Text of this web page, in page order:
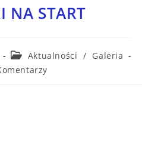
NA START
Aktualności / Galeria